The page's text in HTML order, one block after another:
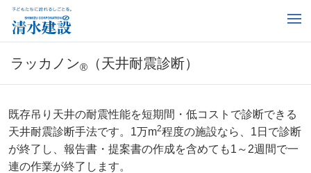
ラッカノン® （天井耐震診断）
既存吊り天井の耐震性能を短期間・低コストで診断できる
天井耐震診断手法です。1万m2程度の施設なら、1日で診断
が終了し、報告書・提案書の作成を含めても1～2週間で一
連の作業が終了します。